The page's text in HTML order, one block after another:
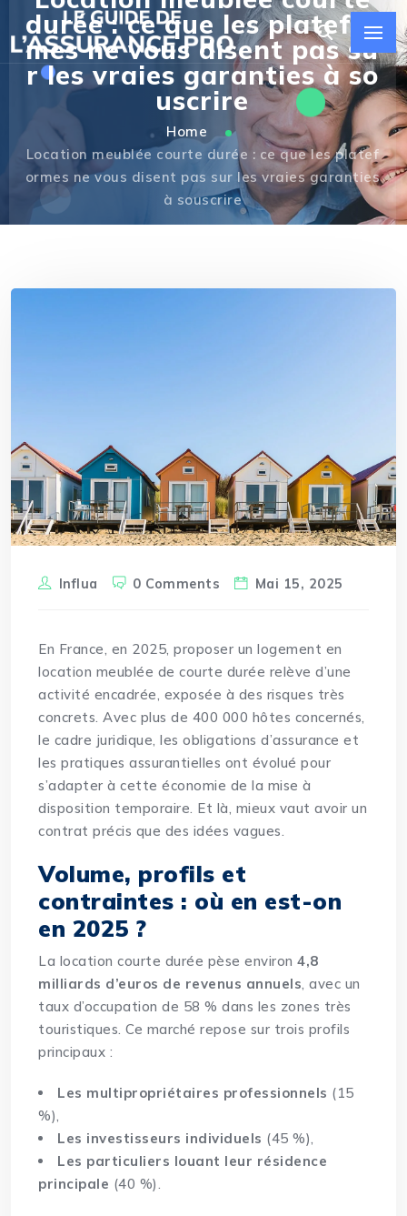
durée : ce que les platefor
mes ne vous disent pas su
r les vraies garanties à so
uscrire
Home
Location meublée courte durée : ce que les platef
ormes ne vous disent pas sur les vraies garanties
à souscrire
Influa 0 Comments Mai 15, 2025
En France, en 2025, proposer un logement en
location meublée de courte durée relève d’une
activité encadrée, exposée à des risques très
concrets. Avec plus de 400 000 hôtes concernés,
le cadre juridique, les obligations d’assurance et
les pratiques assurantielles ont évolué pour
s’adapter à cette économie de la mise à
disposition temporaire. Et là, mieux vaut avoir un
contrat précis que des idées vagues.
Volume, profils et
contraintes : où en est-on
en 2025 ?
La location courte durée pèse environ4,8
milliards d’euros de revenus annuels, avec un
taux d’occupation de 58 % dans les zones très
touristiques. Ce marché repose sur trois profils
principaux :
Les multipropriétaires professionnels (15
%),
Les investisseurs individuels (45 %),
Les particuliers louant leur résidence
principale (40 %).